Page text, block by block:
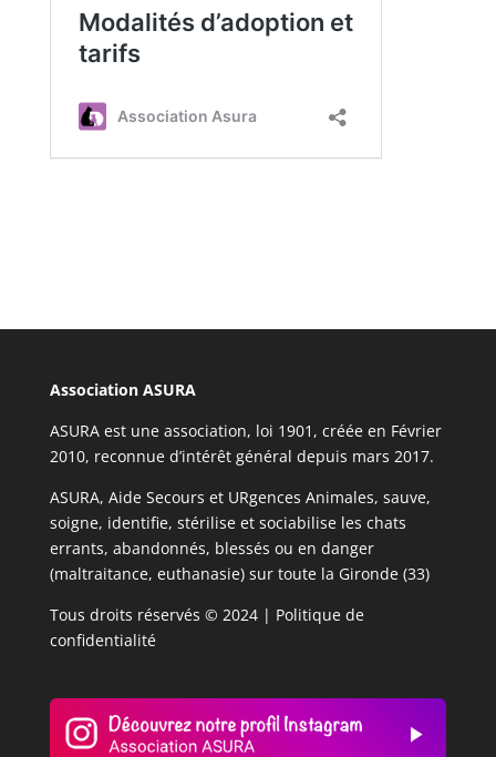
Association ASURA
ASURA est une association, loi 1901, créée en Février
2010, reconnue d’intérêt général depuis mars 2017.
ASURA, Aide Secours et URgences Animales, sauve,
soigne, identifie, stérilise et sociabilise les chats
errants, abandonnés, blessés ou en danger
(maltraitance, euthanasie) sur toute la Gironde (33)
Tous droits réservés © 2024 | Politique de
confidentialité